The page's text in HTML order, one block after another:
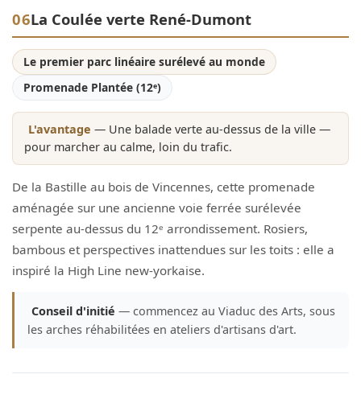
06La Coulée verte René-Dumont
Le premier parc linéaire surélevé au monde
Promenade Plantée (12ᵉ)
L'avantage — Une balade verte au-dessus de la ville —
pour marcher au calme, loin du trafic.
De la Bastille au bois de Vincennes, cette promenade
aménagée sur une ancienne voie ferrée surélevée
serpente au-dessus du 12ᵉ arrondissement. Rosiers,
bambous et perspectives inattendues sur les toits : elle a
inspiré la High Line new-yorkaise.
Conseil d'initié — commencez au Viaduc des Arts, sous
les arches réhabilitées en ateliers d'artisans d'art.